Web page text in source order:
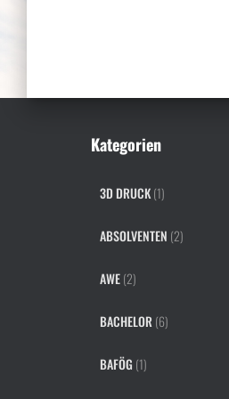
Kategorien
3D DRUCK(1)
ABSOLVENTEN (2)
AWE(2)
BACHELOR (6)
BAFÖG (1)